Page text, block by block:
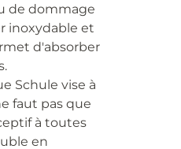
de dommage
inoxydable et
d'absorber
Schule vise à
faut pas que
à toutes
en